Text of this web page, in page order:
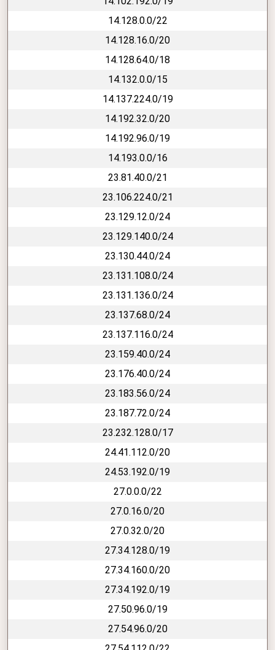
14.128.0.0/22
14.128.16.0/20
14.128.64.0/18
14.132.0.0/15
14.137.224.0/19
14.192.32.0/20
14.192.96.0/19
14.193.0.0/16
23.81.40.0/21
23.106.224.0/21
23.129.12.0/24
23.129.140.0/24
23.130.44.0/24
23.131.108.0/24
23.131.136.0/24
23.137.68.0/24
23.137.116.0/24
23.159.40.0/24
23.176.40.0/24
23.183.56.0/24
23.187.72.0/24
23.232.128.0/17
24.41.112.0/20
24.53.192.0/19
27.0.0.0/22
27.0.16.0/20
27.0.32.0/20
27.34.128.0/19
27.34.160.0/20
27.34.192.0/19
27.50.96.0/19
27.54.96.0/20